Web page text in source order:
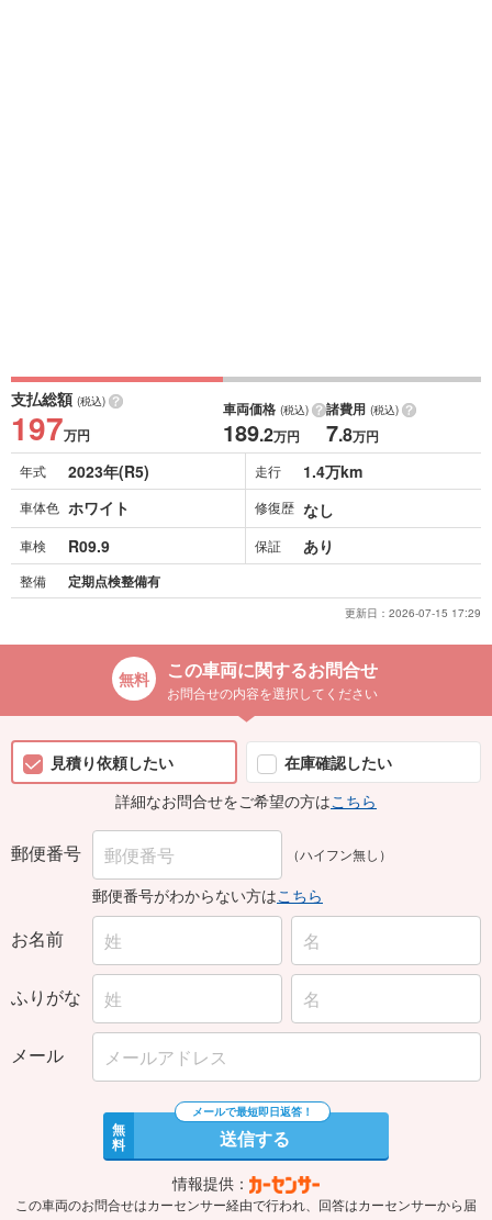
支払総額 (税込)
197万円
車両価格 (税込)
189.2万円
諸費用 (税込)
7.8万円
年式 2023年(R5) 走行 1.4万km
車体色 ホワイト 修復歴 なし
車検 R09.9 保証 あり
整備 定期点検整備有
更新日： 2026-07-15 17:29
この車両に関するお問合せ
お問合せの内容を選択してください
見積り依頼したい
在庫確認したい
詳細なお問合せをご希望の方はこちら
郵便番号 （ハイフン無し）
郵便番号がわからない方はこちら
お名前
ふりがな
メール
無
料 送信する
情報提供：
この車両のお問合せはカーセンサー経由で行われ、回答はカーセンサーから届